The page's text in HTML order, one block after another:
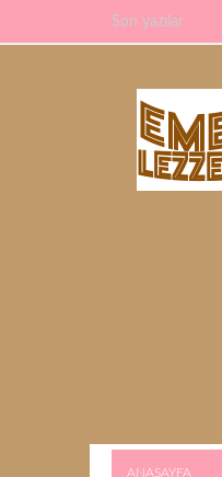
Son yazılar
ANASAYFA